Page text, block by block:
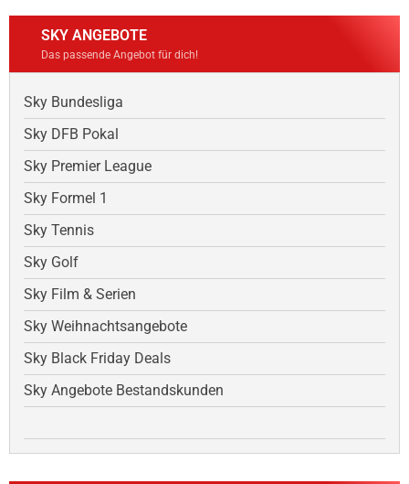
SKY ANGEBOTE
Das passende Angebot für dich!
Sky Bundesliga
Sky DFB Pokal
Sky Premier League
Sky Formel 1
Sky Tennis
Sky Golf
Sky Film & Serien
Sky Weihnachtsangebote
Sky Black Friday Deals
Sky Angebote Bestandskunden